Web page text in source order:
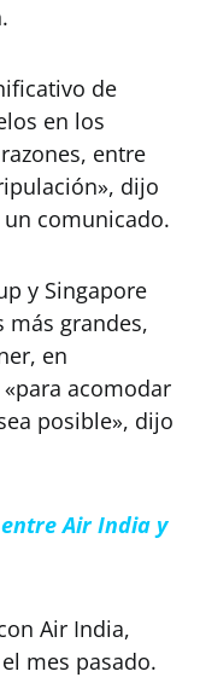
de
en los
entre
dijo
comunicado.
y Singapore
más grandes,
en
acomodar
posible», dijo
Air India y
Air India,
mes pasado.